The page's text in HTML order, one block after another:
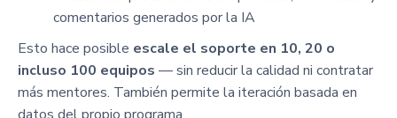
comentarios generados por la IA
Esto hace posible escale el soporte en 10, 20 o
incluso 100 equipos — sin reducir la calidad ni contratar
más mentores. También permite la iteración basada en
datos del propio programa.